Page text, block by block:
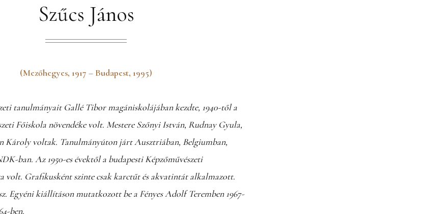
Szűcs János
(Mezőhegyes, 1917 – Budapest, 1995)
tanulmányait Gallé Tibor magániskolájában kezdte, 1940-től a
Főiskola növendéke volt. Mestere Szőnyi István, Rudnay Gyula,
Károly voltak. Tanulmányúton járt Ausztriában, Belgiumban,
ban. Az 1950-es évektől a budapesti Képzőművészeti
volt. Grafikusként szinte csak karctűt és akvatintát alkalmazott.
Egyéni kiállításon mutatkozott be a Fényes Adolf Teremben 1967-
ben.